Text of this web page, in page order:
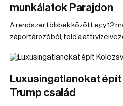
munkálatok Parajdon
A rendszer többek között egy 12
záportározóból, föld alatti
Luxusingatlanokat
Trump család